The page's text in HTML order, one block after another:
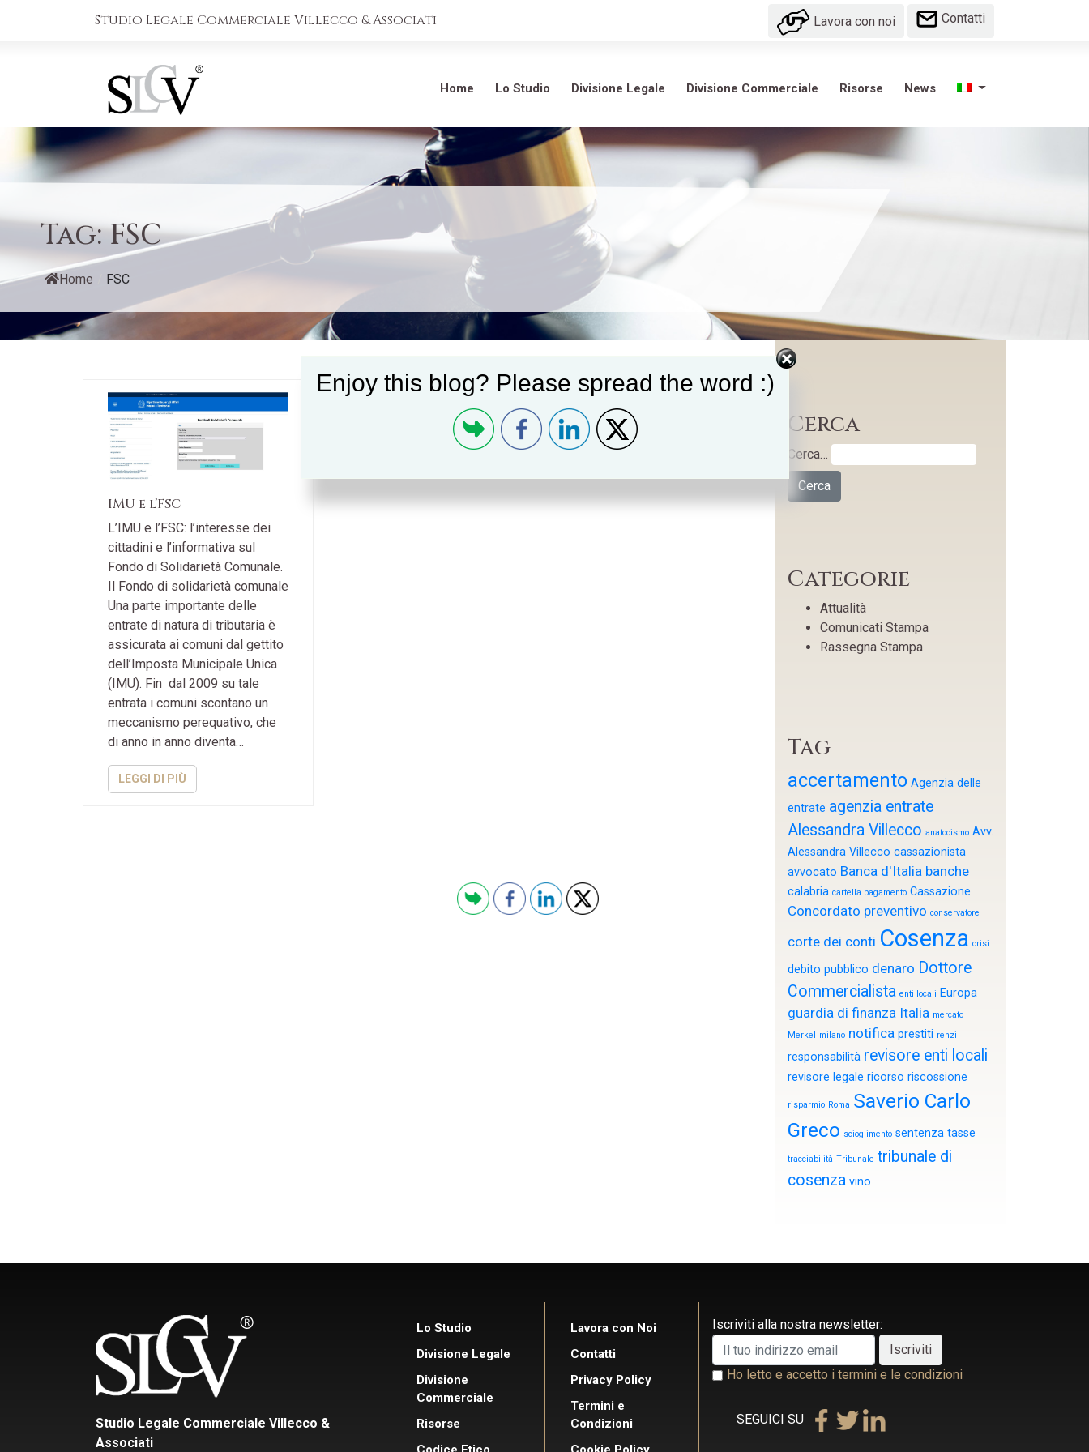
Studio Legale Commerciale Villecco & Associati Lavora con noi Contatti
Home Lo Studio Divisione Legale Divisione Commerciale Risorse News
Tag:FSC
Home FSC
IMU e l’FSC
L’IMU e l’FSC: l’interesse dei
cittadini e l’informativa sul
Fondo di Solidarietà Comunale.
Il Fondo di solidarietà comunale
Una parte importante delle
entrate di natura di tributaria è
assicurata ai comuni dal gettito
dell’Imposta Municipale Unica
(IMU). Fin dal 2009 su tale
entrata i comuni scontano un
meccanismo perequativo, che
di anno in anno diventa…
LEGGI DI PIÙ
Cerca
Cerca…
Categorie
Attualità
Comunicati Stampa
Rassegna Stampa
Tag
accertamento Agenzia delle
entrate agenzia entrate
Alessandra Villecco anatocismo Avv.
Alessandra Villecco cassazionista
avvocato Banca d'Italia banche
calabria cartella pagamento Cassazione
Concordato preventivo conservatore
corte dei conti Cosenza crisi
debito pubblico denaro Dottore
Commercialista enti locali Europa
guardia di finanza Italia mercato
Merkel milano notifica prestiti renzi
responsabilità revisore enti locali
revisore legale ricorso riscossione
risparmio Roma Saverio Carlo
Greco scioglimento sentenza tasse
tracciabilità Tribunale tribunale di
cosenza vino
Studio Legale Commerciale Villecco &
Associati
Lo Studio
Divisione Legale
Divisione
Commerciale
Risorse
Lavora con Noi
Contatti
Privacy Policy
Termini e
Condizioni
Iscriviti alla nostra newsletter:
Ho letto e accetto i termini e le condizioni
SEGUICI SU
Enjoy this blog? Please spread the word :)